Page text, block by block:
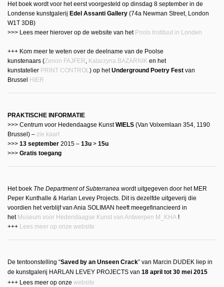
Het boek wordt voor het eerst voorgesteld op dinsdag 8 september in de
Londense kunstgalerij Edel Assanti Gallery (74a Newman Street, London
W1T 3DB)
>>> Lees meer hierover op de website van het Pools Instituut in Londen
+++ Kom meer te weten over de deelname van de Poolse
kunstenaars (Zenon FAJFER, Katarzyna BAZARNIK en het
kunstatelier PRINT CONTROL) op het Underground Poetry Fest van
Brussel
HIER
PRAKTISCHE INFORMATIE
>>> Centrum voor Hedendaagse KunstWIELS (Van Volxemlaan 354, 1190
Brussel) – zie kaart
>>> 13 september 2015 – 13u > 15u
>>> Gratis toegang
Het boek The Department of Subterranea wordt uitgegeven door het MER
Peper Kunthalle & Harlan Levey Projects. Dit is dezelfde uitgeverij die
voordien het verblijf van Ania SOLIMAN heeft meegefinancieerd in
het Museum voor Hedendaagse Kunst van Antwerpen M_KHA !
+++ Lees meer op onze website
De tentoonstelling “Saved by an Unseen Crack” van Marcin DUDEK liep in
de kunstgalerij HARLAN LEVEY PROJECTS van 18 april tot 30 mei 2015
+++ Lees meer op onze website